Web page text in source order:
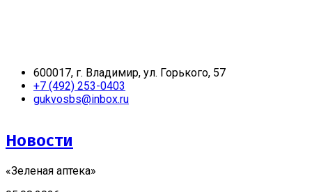
600017, г. Владимир, ул. Горького, 57
+7 (492) 253-0403
gukvosbs@inbox.ru
Новости
«Зеленая аптека»